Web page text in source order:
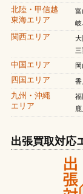
北陸・甲信越
東海エリア
富
岐
関西エリア 大
中国エリア
四国エリア 香
九州・沖縄
エリア
福
出張買取対応